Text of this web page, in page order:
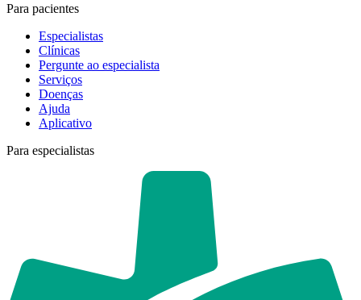
Para pacientes
Especialistas
Clínicas
Pergunte ao especialista
Serviços
Doenças
Ajuda
Aplicativo
Para especialistas